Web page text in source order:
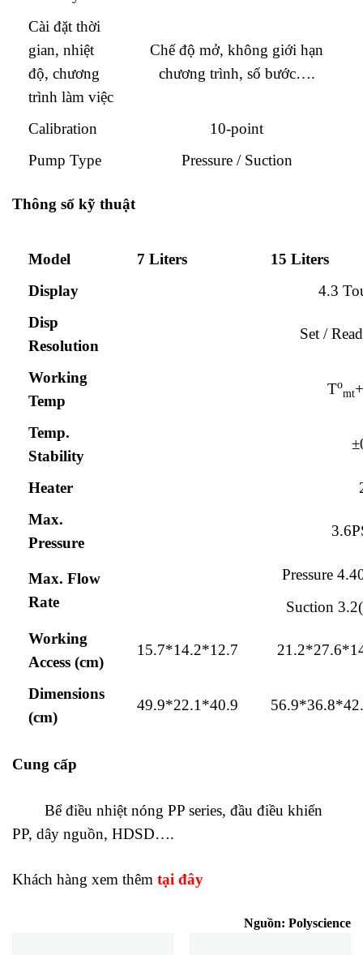
Cài đặt thời
gian, nhiệt
độ, chương
trình làm việc
Chế độ mở, không giới hạn
chương trình, số bước….
Calibration
10-point
Pump Type
Pressure / Suction
Thông số kỹ thuật
Model 7 Liters
15 Liters
Display
4.3
Disp
Resolution
Set /
Working
Temp
To
mt
Temp.
Stability
Heater
Max.
Pressure
Max. Flow
Rate
Pressure
Suction
Working
Access (cm)
15.7*14.2*12.7
Dimensions
(cm)
49.9*22.1*40.9
Cung cấp
Bể điều nhiệt nóng PP series, đầu điều khiển
PP, dây nguồn, HDSD….
Khách hàng xem thêm tại đây
Nguồn: Polyscience